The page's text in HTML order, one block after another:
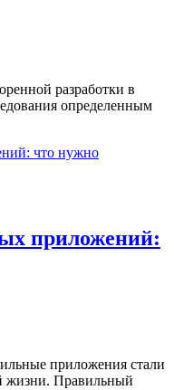
разработки в
определенным
приложений:
приложения стали
жизни. Правильный